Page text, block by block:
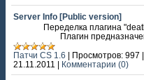
Server Info [Public version]
Переделка плагина
Плагин
Патчи CS 1.6 | Просмотров: 997 |
21.11.2011 | Комментарии (0)